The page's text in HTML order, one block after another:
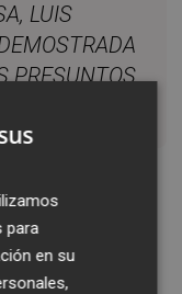
LUIS
PRESUNTOS
una
Motivo por el
de la
para
en su